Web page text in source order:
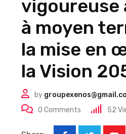
à moyen
la mise en
la Vision
by
0 Comments 52